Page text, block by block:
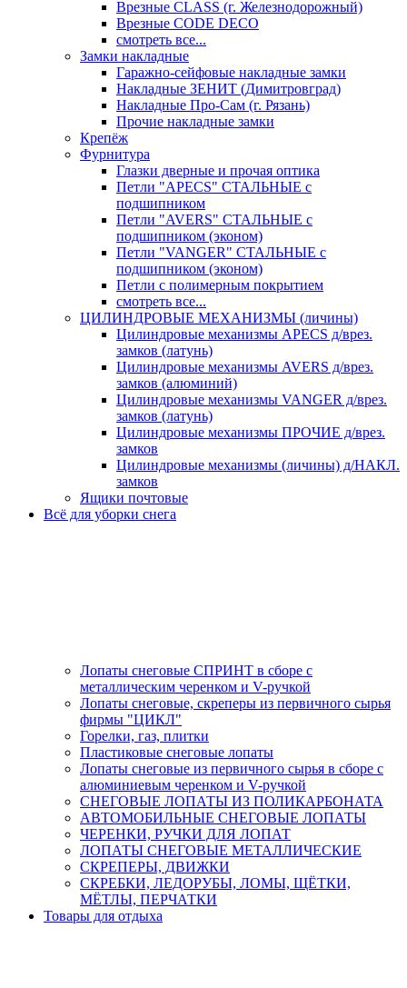
Врезные CLASS (г. Железнодорожный)
Врезные CODE DECO
смотреть все...
Замки накладные
Гаражно-сейфовые накладные замки
Накладные ЗЕНИТ (Димитровград)
Накладные Про-Сам (г. Рязань)
Прочие накладные замки
Крепёж
Фурнитура
Глазки дверные и прочая оптика
Петли "APECS" СТАЛЬНЫЕ с
подшипником
Петли "AVERS" СТАЛЬНЫЕ с
подшипником (эконом)
Петли "VANGER" СТАЛЬНЫЕ с
подшипником (эконом)
Петли с полимерным покрытием
смотреть все...
ЦИЛИНДРОВЫЕ МЕХАНИЗМЫ (личины)
Цилиндровые механизмы APECS д/врез.
замков (латунь)
Цилиндровые механизмы AVERS д/врез.
замков (алюминий)
Цилиндровые механизмы VANGER д/врез.
замков (латунь)
Цилиндровые механизмы ПРОЧИЕ д/врез.
замков
Цилиндровые механизмы (личины) д/НАКЛ.
замков
Ящики почтовые
Всё для уборки снега
Лопаты снеговые СПРИНТ в сборе с
металлическим черенком и V-ручкой
Лопаты снеговые, скреперы из первичного сырья
фирмы "ЦИКЛ"
Горелки, газ, плитки
Пластиковые снеговые лопаты
Лопаты снеговые из первичного сырья в сборе с
алюминиевым черенком и V-ручкой
СНЕГОВЫЕ ЛОПАТЫ ИЗ ПОЛИКАРБОНАТА
АВТОМОБИЛЬНЫЕ СНЕГОВЫЕ ЛОПАТЫ
ЧЕРЕНКИ, РУЧКИ ДЛЯ ЛОПАТ
ЛОПАТЫ СНЕГОВЫЕ МЕТАЛЛИЧЕСКИЕ
СКРЕПЕРЫ, ДВИЖКИ
СКРЕБКИ, ЛЕДОРУБЫ, ЛОМЫ, ЩЁТКИ,
МЁТЛЫ, ПЕРЧАТКИ
Товары для отдыха